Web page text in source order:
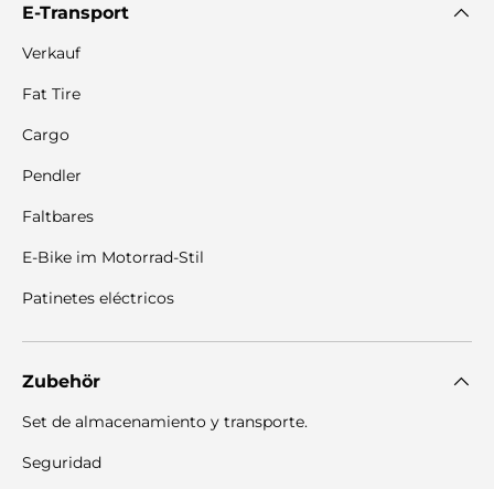
E-Transport
Verkauf
Fat Tire
Cargo
Pendler
Faltbares
E-Bike im Motorrad-Stil
Patinetes eléctricos
Zubehör
Set de almacenamiento y transporte.
Seguridad